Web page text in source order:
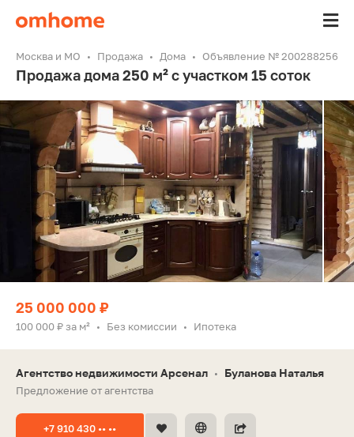
Москва и МО Продажа Дома Объявление № 200288256
Продажа дома 250 м² с участком 15 соток
25 000 000 ₽
100 000 ₽ за м² • Без комиссии • Ипотека
Агентство недвижимости Арсенал • Буланова Наталья
Предложение от агентства
+7 910 430 •• ••